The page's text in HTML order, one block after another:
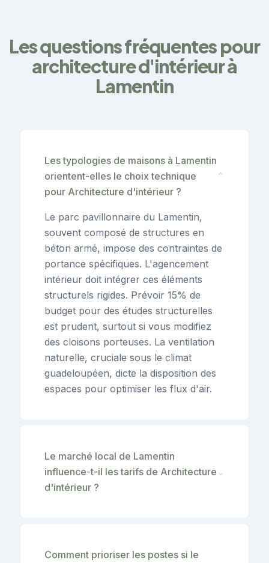
Les questions fréquentes pour
architecture d'intérieur à
Lamentin
Les typologies de maisons à Lamentin
orientent-elles le choix technique
pour Architecture d'intérieur ?
⌄
Le parc pavillonnaire du Lamentin,
souvent composé de structures en
béton armé, impose des contraintes de
portance spécifiques. L'agencement
intérieur doit intégrer ces éléments
structurels rigides. Prévoir 15% de
budget pour des études structurelles
est prudent, surtout si vous modifiez
des cloisons porteuses. La ventilation
naturelle, cruciale sous le climat
guadeloupéen, dicte la disposition des
espaces pour optimiser les flux d'air.
Le marché local de Lamentin
influence-t-il les tarifs de Architecture
d'intérieur ?
⌄
Comment prioriser les postes si le